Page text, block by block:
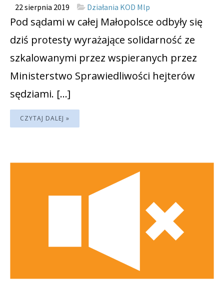
22 sierpnia 2019 Działania KOD Mlp
Pod sądami w całej Małopolsce odbyły się
dziś protesty wyrażające solidarność ze
szkalowanymi przez wspieranych przez
Ministerstwo Sprawiedliwości hejterów
sędziami. […]
CZYTAJ DALEJ »